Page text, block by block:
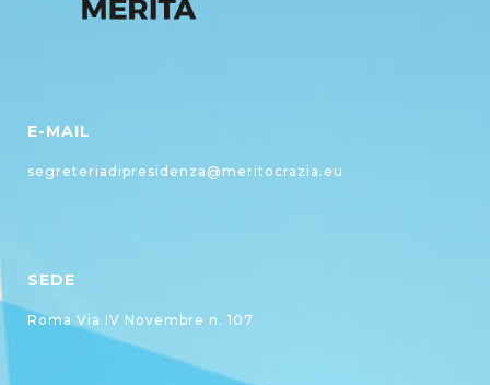
E-MAIL
segreteriadipresidenza@meritocrazia.eu
SEDE
Roma Via IV Novembre n. 107